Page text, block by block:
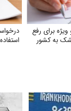
برای رفع
به کشور